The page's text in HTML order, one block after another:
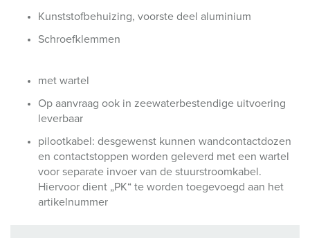
Kunststofbehuizing, voorste deel aluminium
Schroefklemmen
met wartel
Op aanvraag ook in zeewaterbestendige uitvoering
leverbaar
pilootkabel: desgewenst kunnen wandcontactdozen
en contactstoppen worden geleverd met een wartel
voor separate invoer van de stuurstroomkabel.
Hiervoor dient „PK“ te worden toegevoegd aan het
artikelnummer